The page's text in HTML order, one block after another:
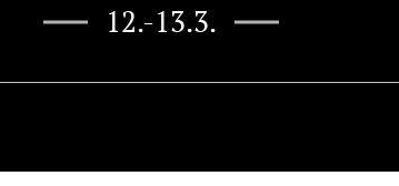
12.-13.3.